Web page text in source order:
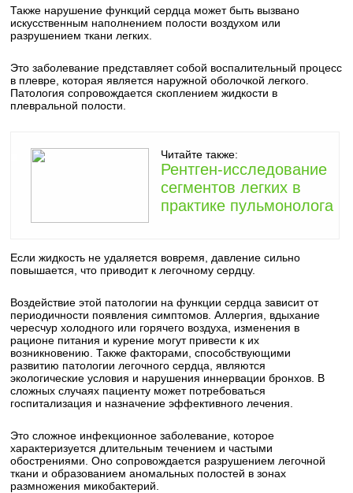
Также нарушение функций сердца может быть вызвано
искусственным наполнением полости воздухом или
разрушением ткани легких.
Это заболевание представляет собой воспалительный процесс
в плевре, которая является наружной оболочкой легкого.
Патология сопровождается скоплением жидкости в
плевральной полости.
Читайте также:
Рентген-исследование
сегментов легких в
практике пульмонолога
Если жидкость не удаляется вовремя, давление сильно
повышается, что приводит к легочному сердцу.
Воздействие этой патологии на функции сердца зависит от
периодичности появления симптомов. Аллергия, вдыхание
чересчур холодного или горячего воздуха, изменения в
рационе питания и курение могут привести к их
возникновению. Также факторами, способствующими
развитию патологии легочного сердца, являются
экологические условия и нарушения иннервации бронхов. В
сложных случаях пациенту может потребоваться
госпитализация и назначение эффективного лечения.
Это сложное инфекционное заболевание, которое
характеризуется длительным течением и частыми
обострениями. Оно сопровождается разрушением легочной
ткани и образованием аномальных полостей в зонах
размножения микобактерий.